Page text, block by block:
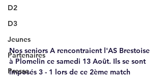
D2
D3
Jeunes
Partenaires
Presse
Nos seniors A rencontraient l'AS Brestoise
à Plomelin ce samedi 13 Août. Ils se sont
imposés 3 - 1 lors de ce 2ème match